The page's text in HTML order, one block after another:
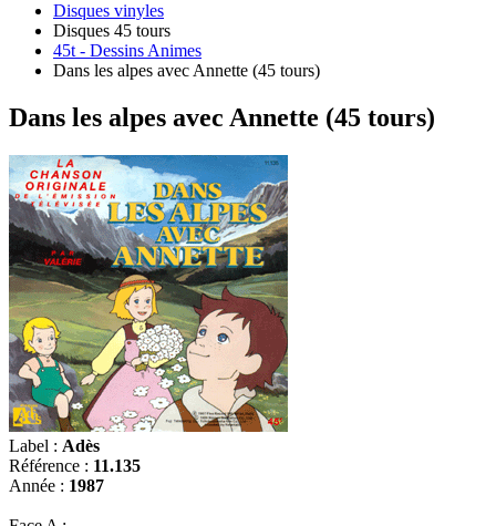
Disques vinyles
Disques 45 tours
45t - Dessins Animes
Dans les alpes avec Annette (45 tours)
Dans les alpes avec Annette (45 tours)
Label : Adès
Référence : 11.135
Année : 1987